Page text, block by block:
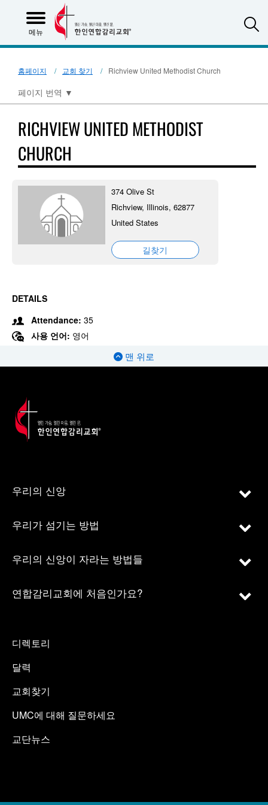
메뉴
홈페이지 교회 찾기 Richview United Methodist Church
페이지 번역 ▼
RICHVIEW UNITED METHODIST
CHURCH
374 Olive St
Richview, Illinois, 62877
United States
길찾기
DETAILS
Attendance: 35
사용 언어: 영어
맨 위로
우리의 신앙
우리가 섬기는 방법
우리의 신앙이 자라는 방법들
연합감리교회에 처음인가요?
디렉토리
달력
교회찾기
UMC에 대해 질문하세요
교단뉴스